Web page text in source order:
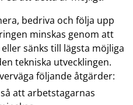
bedriva och följa upp
minskas genom att
sänks till lägsta möjliga
tekniska utvecklingen.
följande åtgärder:
att arbetstagarnas